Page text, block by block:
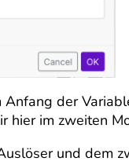
der
hier im zweiten
und dem